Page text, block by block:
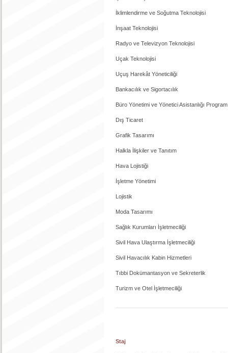
İklimlendirme ve Soğutma Teknolojisi
İnşaat Teknolojisi
Radyo ve Televizyon Teknolojisi
Uçak Teknolojisi
Uçuş Harekât Yöneticiliği
Bankacılık ve Sigortacılık
Büro Yönetimi ve Yönetici Asistanlığı
Dış Ticaret
Grafik Tasarımı
Halkla İlişkiler ve Tanıtım
Hava Lojistiği
İşletme Yönetimi
Lojistik
Moda Tasarımı
Sağlık Kurumları İşletmeciliği
Sivil Hava Ulaştırma İşletmeciliği
Sivil Havacılık Kabin Hizmetleri
Tıbbi Dokümantasyon ve Sekreterlik
Turizm ve Otel İşletmeciliği
Staj